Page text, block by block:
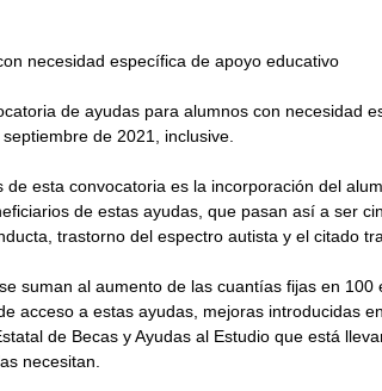
necesidad específica de apoyo educativo
de ayudas para alumnos con necesidad
de 2021, inclusive.
de esta convocatoria es la incorporación del
de estas ayudas, que pasan así a ser
trastorno del espectro autista y el citado
suman al aumento de las cuantías fijas en
acceso a estas ayudas, mejoras introducidas
de Becas y Ayudas al Estudio que está
necesitan.